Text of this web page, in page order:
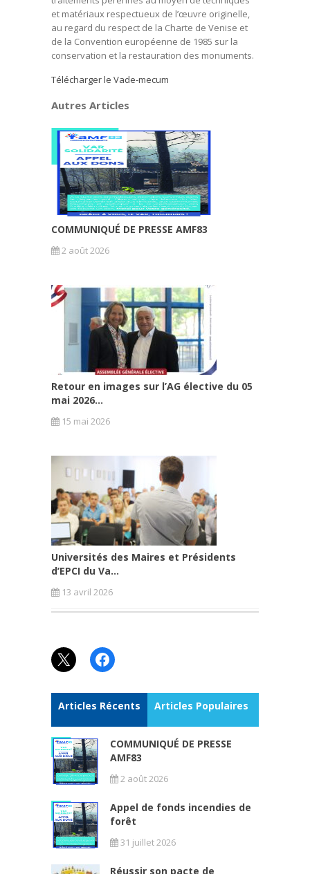
et matériaux respectueux de l’œuvre originelle,
au regard du respect de la Charte de Venise et
de la Convention européenne de 1985 sur la
conservation et la restauration des monuments.
Télécharger le Vade-mecum
Autres Articles
COMMUNIQUÉ DE PRESSE AMF83
2 août 2026
Retour en images sur l’AG élective du 05
mai 2026...
15 mai 2026
Universités des Maires et Présidents
d’EPCI du Va...
13 avril 2026
X Facebook
Articles Récents Articles Populaires
COMMUNIQUÉ DE PRESSE
AMF83
2 août 2026
Appel de fonds incendies de
forêt
31 juillet 2026
Réussir son pacte de